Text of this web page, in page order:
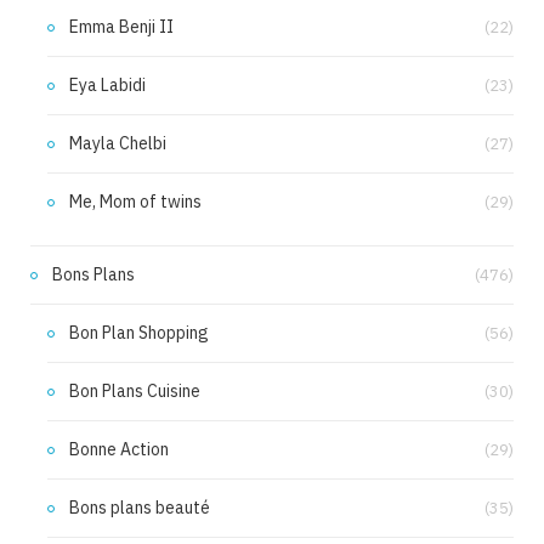
Emma Benji II (22)
Eya Labidi (23)
Mayla Chelbi (27)
Me, Mom of twins (29)
Bons Plans (476)
Bon Plan Shopping (56)
Bon Plans Cuisine (30)
Bonne Action (29)
Bons plans beauté (35)